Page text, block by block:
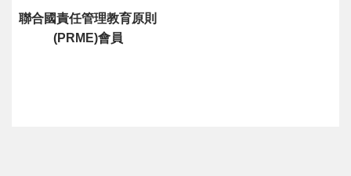
聯合國責任管理教育原則
(PRME)會員